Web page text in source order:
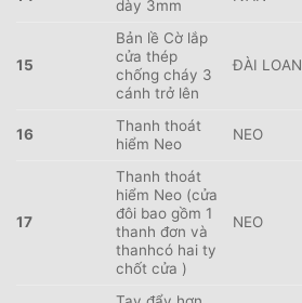
dày 3mm
15
Bản lề Cờ lắp
cửa thép
chống cháy 3
cánh trở lên
ĐÀI LOAN
16
Thanh thoát
hiểm Neo
NEO
17
Thanh thoát
hiểm Neo (cửa
đôi bao gồm 1
thanh đơn và
thanhcó hai ty
chốt cửa )
NEO